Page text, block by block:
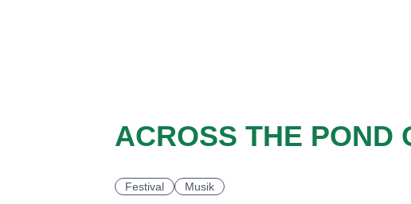
ACROSS THE POND
Festival Musik